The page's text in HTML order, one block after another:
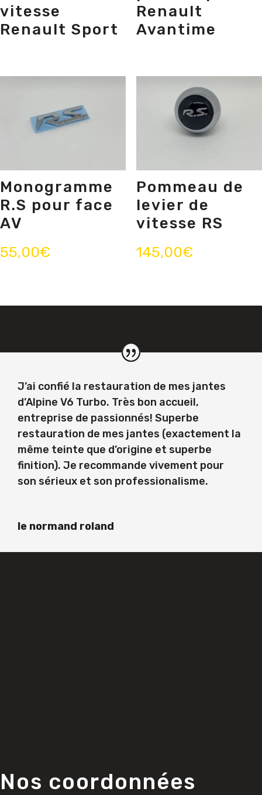
vitesse
Renault Sport
Renault
Avantime
Monogramme
R.S pour face
AV
55,00€
Pommeau de
levier de
vitesse RS
145,00€
J’ai confié la restauration de mes jantes
d’Alpine V6 Turbo. Très bon accueil,
entreprise de passionnés! Superbe
restauration de mes jantes (exactement la
même teinte que d’origine et superbe
finition). Je recommande vivement pour
son sérieux et son professionalisme.
le normand roland
Nos coordonnées